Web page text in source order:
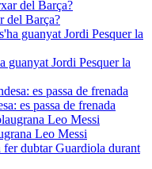
del Barça?
guanyat Jordi Pesquer la
es passa de frenada
Leo Messi